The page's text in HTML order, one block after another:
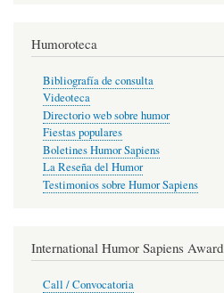
Humoroteca
Bibliografía de consulta
Videoteca
Directorio web sobre humor
Fiestas populares
Boletines Humor Sapiens
La Reseña del Humor
Testimonios sobre Humor Sapiens
International Humor Sapiens Award
Call / Convocatoria